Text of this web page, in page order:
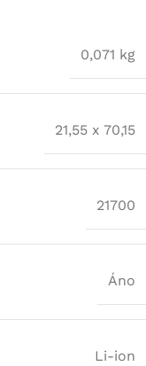
0,071 kg
21,55 x 70,15
21700
Áno
Li-ion